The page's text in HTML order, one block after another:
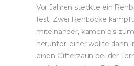
Vor Jahren steckte ein
fest. Zwei Rehböcke
miteinander, kamen bis
herunter, einer wollte dann
einen Gitterzaun bei der